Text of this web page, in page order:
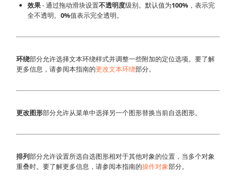
效果- 通过拖动滑块设置不透明度级别。默认值为100% ，表示完
全不透明。 0%值表示完全透明。
环绕部分允许选择文本环绕样式并调整一些附加的定位选项。要了解
更多信息，请参阅本指南的更改文本环绕部分。
更改图形部分允许从菜单中选择另一个图形替换当前自选图形。
排列部分允许设置所选自选图形相对于其他对象的位置，当多个对象
重叠时。要了解更多信息，请参阅本指南的操作对象部分。